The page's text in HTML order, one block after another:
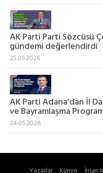
AK Parti Parti Sözcüsü
gündemi değerlendirdi
25.05.2026
AK Parti Adana’dan İl
ve Bayramlaşma
24.05.2026
Yazarlar Künye İnsan